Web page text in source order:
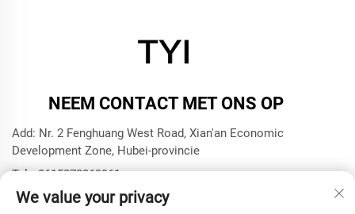
NEEM CONTACT MET ONS OP
Add: Nr. 2 Fenghuang West Road, Xian'an Economic
Development Zone, Hubei-provincie
Tel:+8615272063961
E-mail:[email protected]
We value your privacy